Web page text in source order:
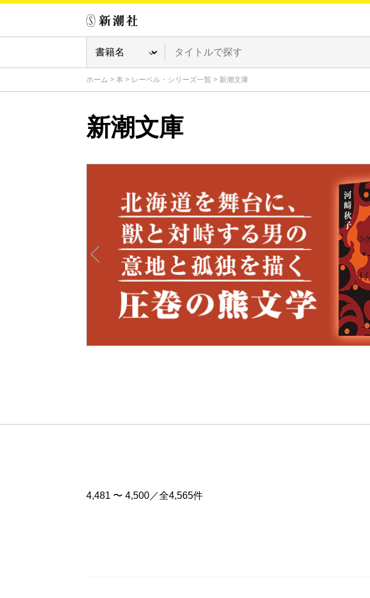
ホーム > 本 > レーベル・シリーズ一覧 > 新潮文庫
新潮文庫
4,481 〜 4,500／全4,565件